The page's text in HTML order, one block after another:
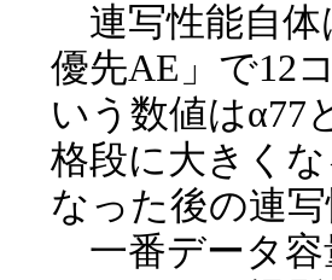
連写性能自体
優先AE」で12
いう数値はα77
格段に大きく
なった後の連
一番データ容